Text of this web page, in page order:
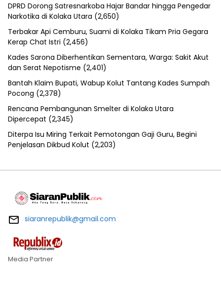
DPRD Dorong Satresnarkoba Hajar Bandar hingga Pengedar
Narkotika di Kolaka Utara (2,650)
Terbakar Api Cemburu, Suami di Kolaka Tikam Pria Gegara
Kerap Chat Istri (2,456)
Kades Sarona Diberhentikan Sementara, Warga: Sakit Akut
dan Serat Nepotisme (2,401)
Bantah Klaim Bupati, Wabup Kolut Tantang Kades Sumpah
Pocong (2,378)
Rencana Pembangunan Smelter di Kolaka Utara
Dipercepat (2,345)
Diterpa Isu Miring Terkait Pemotongan Gaji Guru, Begini
Penjelasan Dikbud Kolut (2,203)
siaranrepublik@gmail.com
Media Partner